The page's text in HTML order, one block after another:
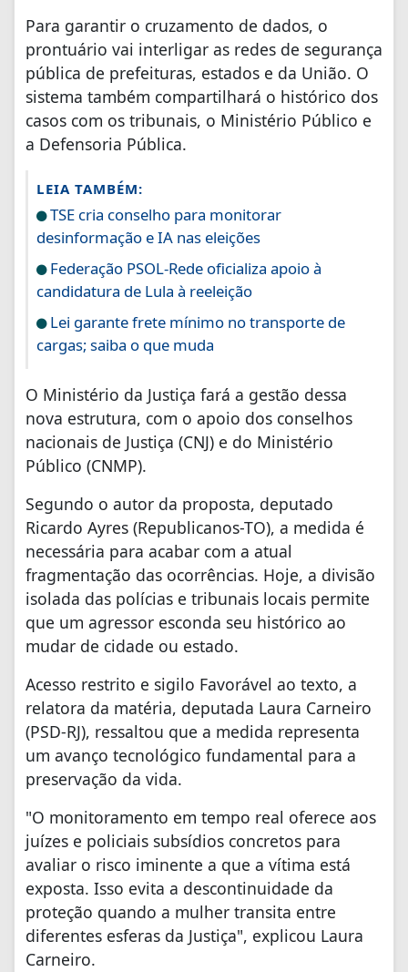
Para garantir o cruzamento de dados, o
prontuário vai interligar as redes de segurança
pública de prefeituras, estados e da União. O
sistema também compartilhará o histórico dos
casos com os tribunais, o Ministério Público e
a Defensoria Pública.
LEIA TAMBÉM:
TSE cria conselho para monitorar
desinformação e IA nas eleições
Federação PSOL-Rede oficializa apoio à
candidatura de Lula à reeleição
Lei garante frete mínimo no transporte de
cargas; saiba o que muda
O Ministério da Justiça fará a gestão dessa
nova estrutura, com o apoio dos conselhos
nacionais de Justiça (CNJ) e do Ministério
Público (CNMP).
Segundo o autor da proposta, deputado
Ricardo Ayres (Republicanos-TO), a medida é
necessária para acabar com a atual
fragmentação das ocorrências. Hoje, a divisão
isolada das polícias e tribunais locais permite
que um agressor esconda seu histórico ao
mudar de cidade ou estado.
Acesso restrito e sigilo Favorável ao texto, a
relatora da matéria, deputada Laura Carneiro
(PSD-RJ), ressaltou que a medida representa
um avanço tecnológico fundamental para a
preservação da vida.
"O monitoramento em tempo real oferece aos
juízes e policiais subsídios concretos para
avaliar o risco iminente a que a vítima está
exposta. Isso evita a descontinuidade da
proteção quando a mulher transita entre
diferentes esferas da Justiça", explicou Laura
Carneiro.